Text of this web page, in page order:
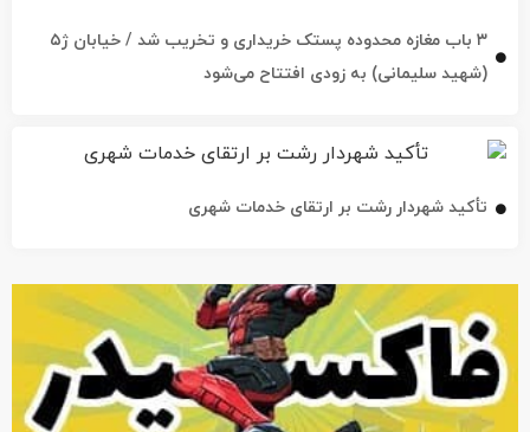
۳ باب مغازه محدوده پستک خریداری و تخریب شد / خیابان ژ۵
(شهید سلیمانی) به زودی افتتاح می‌شود
تأکید شهردار رشت بر ارتقای خدمات شهری